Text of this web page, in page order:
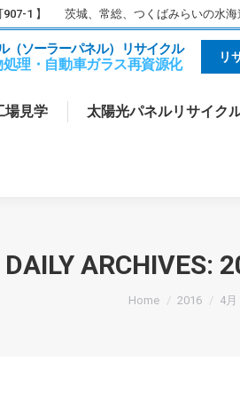
1 】 茨城、常総、つくばみらいの水
（ソーラーパネル）リサイクル
理・自動車ガラス再資源化 リ
場見学 太陽光パネルリサイク
DAILY ARCHIVES:
You are here:
Home 2016 4月
クル工場見学 太陽光パネルリ